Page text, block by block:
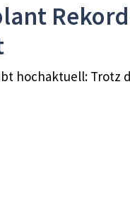
hochaktuell: Trotz